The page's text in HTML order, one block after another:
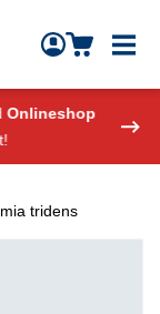
Onlineshop
tridens